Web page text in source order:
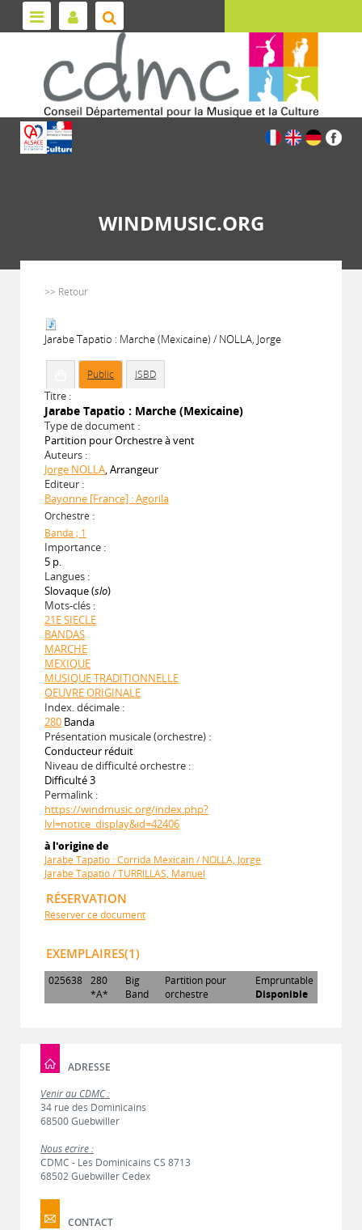
WINDMUSIC.ORG
>> Retour
Jarabe Tapatio : Marche (Mexicaine) / NOLLA, Jorge
Public ISBD
Titre :
Jarabe Tapatio : Marche (Mexicaine)
Type de document :
Partition pour Orchestre à vent
Auteurs :
Jorge NOLLA, Arrangeur
Editeur :
Bayonne [France] : Agorila
Orchestre :
Banda ; 1
Importance :
5 p.
Langues :
Slovaque (slo)
Mots-clés :
21E SIECLE
BANDAS
MARCHE
MEXIQUE
MUSIQUE TRADITIONNELLE
OEUVRE ORIGINALE
Index. décimale :
280 Banda
Présentation musicale (orchestre) :
Conducteur réduit
Niveau de difficulté orchestre :
Difficulté 3
Permalink :
https://windmusic.org/index.php?
lvl=notice_display&id=42406
à l'origine de
Jarabe Tapatio : Corrida Mexicain / NOLLA, Jorge
Jarabe Tapatio / TURRILLAS, Manuel
RÉSERVATION
Réserver ce document
EXEMPLAIRES(1)
025638 280
*A*
Big
Band
Partition pour
orchestre
Empruntable
Disponible
ADRESSE
Venir au CDMC :
34 rue des Dominicains
68500 Guebwiller
Nous écrire :
CDMC - Les Dominicains CS 8713
68502 Guebwiller Cedex
CONTACT